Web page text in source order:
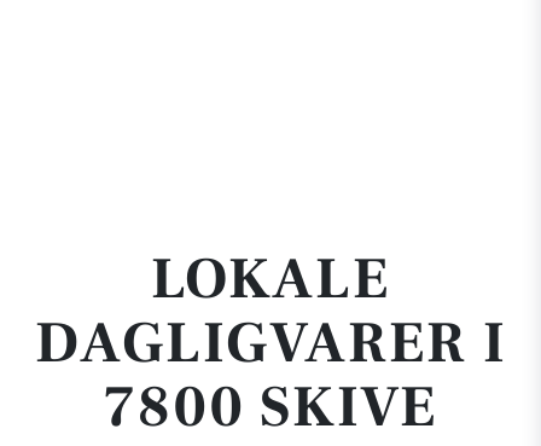
LOKALE
DAGLIGVARER I
7800 SKIVE